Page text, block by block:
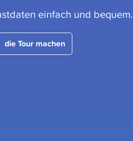
einfach und bequem.
die Tour machen